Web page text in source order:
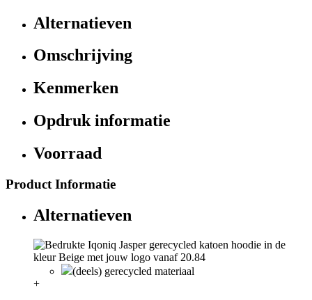
Alternatieven
Omschrijving
Kenmerken
Opdruk informatie
Voorraad
Product Informatie
Alternatieven
(deels) gerecycled materiaal
+